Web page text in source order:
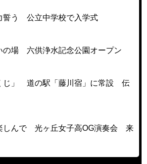
誓う 公立中学校で入学式
の場 六供浄水記念公園オープン
じ」 道の駅「藤川宿」に常設 伝
しんで 光ヶ丘女子高OG演奏会 来